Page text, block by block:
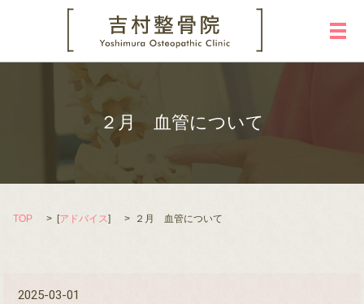
メ
２月 血管について
TOP [アドバイス] ２月 血管について
2025-03-01